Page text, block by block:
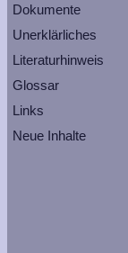
Dokumente
Unerklärliches
Literaturhinweis
Glossar
Links
Neue Inhalte